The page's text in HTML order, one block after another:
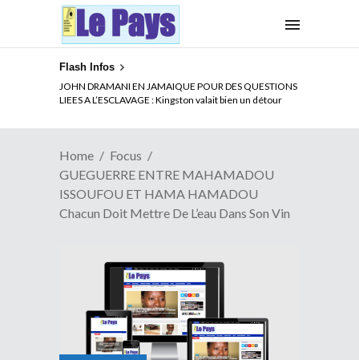
Flash Infos
JOHN DRAMANI EN JAMAIQUE POUR DES QUESTIONS
LIEES A L’ESCLAVAGE : Kingston valait bien un détour
ELECTION DE TALON A LA TETE DU SENAT BENINOIS :
Quand Patrice quitte le pouvoir sans partir !
Home
Focus
GUEGUERRE ENTRE MAHAMADOU
ISSOUFOU ET HAMA HAMADOU
Chacun Doit Mettre De L’eau Dans Son Vin